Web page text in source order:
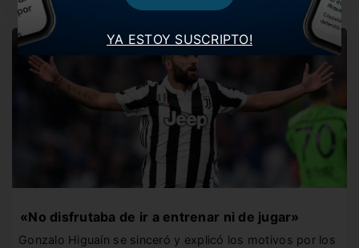
«No disfrutaba de ir a entrenar ni de jugar»
Gonzalo Higuaín se sinceró y explicó los motivos por los
YA ESTOY SUSCRIPTO!